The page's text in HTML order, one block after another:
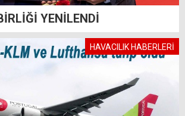
YENİLENDİ
HAVACILIK HABERLERİ